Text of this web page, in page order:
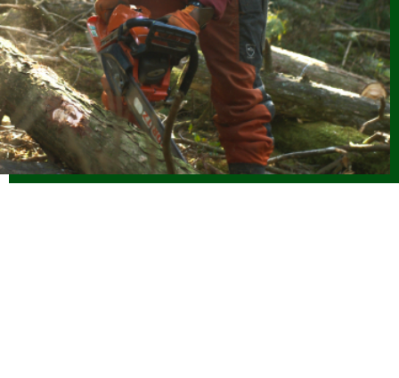
(6/8改正)令和８年度 林業新規就業者確保促進支援事業実施
要領
2026.06.04 お知らせ
令和8年度 海外調査・研修支援事業に係る指定研修等を決定
しました